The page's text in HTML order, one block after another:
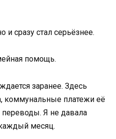
и сразу стал серьёзнее.
помощь.
заранее. Здесь
коммунальные платежи её
Я не давала
каждый месяц.